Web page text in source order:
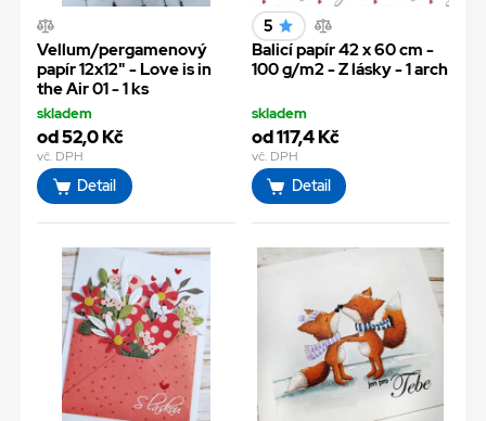
Vellum/pergamenový
papír 12x12" - Love is in
the Air 01 - 1 ks
skladem
od 52,0 Kč
vč. DPH
Detail
5
Balicí papír 42 x 60 cm -
100 g/m2 - Z lásky - 1 arch
skladem
od 117,4 Kč
vč. DPH
Detail